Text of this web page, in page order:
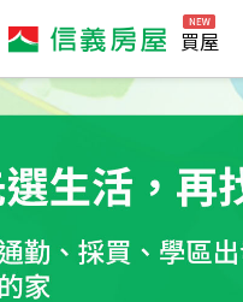
買屋